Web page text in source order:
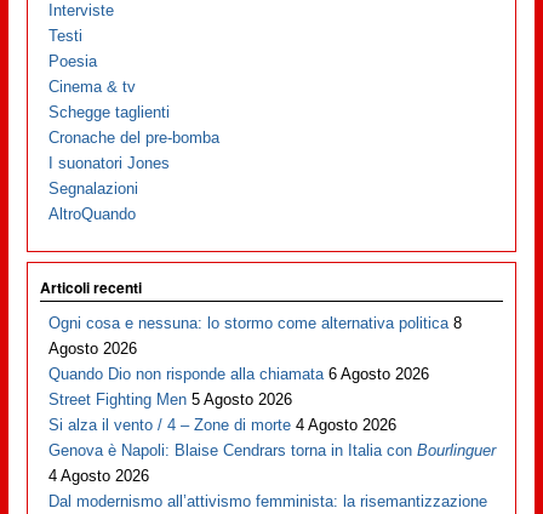
Interviste
Testi
Poesia
Cinema & tv
Schegge taglienti
Cronache del pre-bomba
I suonatori Jones
Segnalazioni
AltroQuando
Articoli recenti
Ogni cosa e nessuna: lo stormo come alternativa politica 8
Agosto 2026
Quando Dio non risponde alla chiamata 6 Agosto 2026
Street Fighting Men 5 Agosto 2026
Si alza il vento / 4 – Zone di morte 4 Agosto 2026
Genova è Napoli: Blaise Cendrars torna in Italia conBourlinguer
4 Agosto 2026
Dal modernismo all’attivismo femminista: la risemantizzazione